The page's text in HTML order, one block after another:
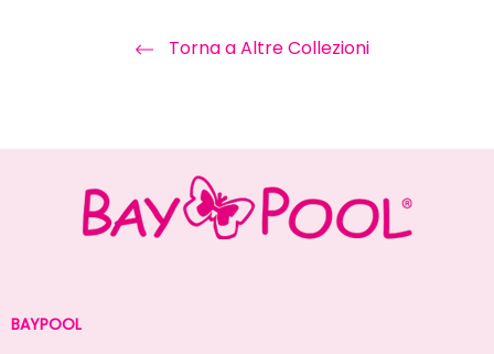
Torna a Altre Collezioni
BAYPOOL